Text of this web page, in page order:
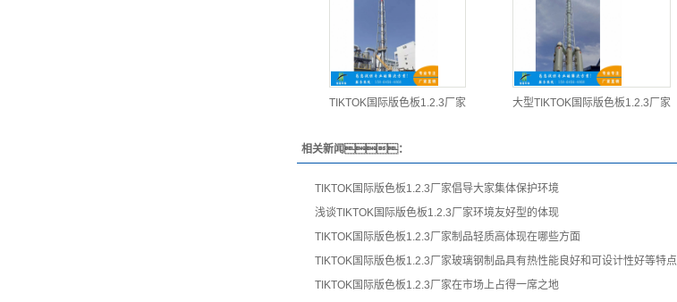
TIKTOK国际版色板1.2.3厂家 大型TIKTOK国际版色板1.2.3厂家
相关新闻：
TIKTOK国际版色板1.2.3厂家倡导大家集体保护环境
浅谈TIKTOK国际版色板1.2.3厂家环境友好型的体现
TIKTOK国际版色板1.2.3厂家制品轻质高体现在哪些方面
TIKTOK国际版色板1.2.3厂家玻璃钢制品具有热性能良好和可设计性好等特点
TIKTOK国际版色板1.2.3厂家在市场上占得一席之地